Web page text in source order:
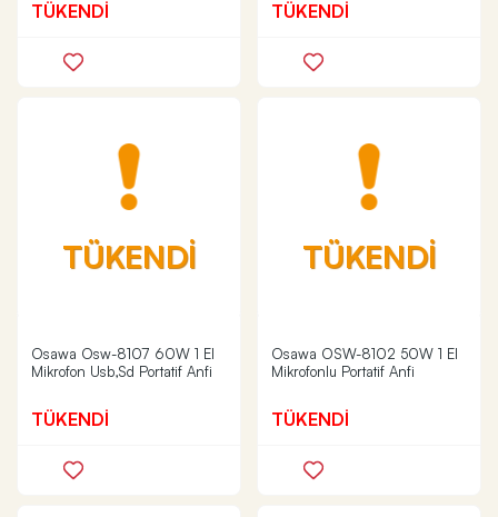
TÜKENDİ TÜKENDİ
TÜKENDİ
Osawa Osw-8107 60W 1 El
Mikrofon Usb,Sd Portatif Anfi
TÜKENDİ
TÜKENDİ
Osawa OSW-8102 50W 1 El
Mikrofonlu Portatif Anfi
TÜKENDİ